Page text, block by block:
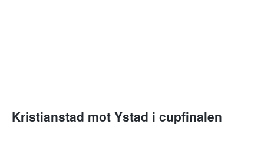
Kristianstad mot Ystad i cupfinalen